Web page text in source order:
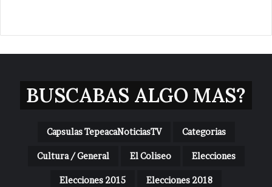
BUSCABAS ALGO MAS?
Capsulas TepeacaNoticiasTV Categorias
Cultura / General El Coliseo Elecciones
Elecciones 2015 Elecciones 2018